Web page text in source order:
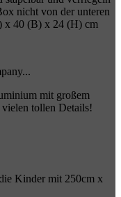
nicht von der unteren
x 40 (B) x 24 (H) cm
mit großem
tollen Details!
Kinder mit 250cm x